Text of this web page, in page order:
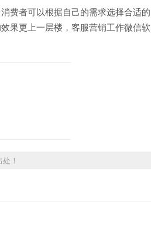
费者可以根据自己的需求选择合适的
果更上一层楼，客服营销工作微信软
！